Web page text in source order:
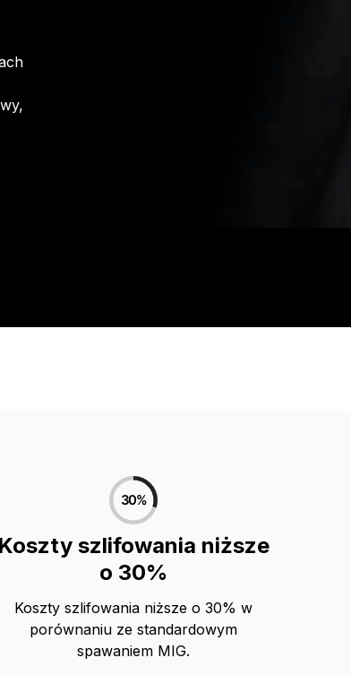
Koszty szlifowania niższe
o 30%
Koszty szlifowania niższe o 30% w
porównaniu ze standardowym
spawaniem MIG.